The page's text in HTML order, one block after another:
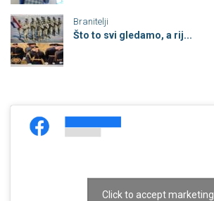
Branitelji
Što to svi gledamo, a rij...
Click to accept marketing